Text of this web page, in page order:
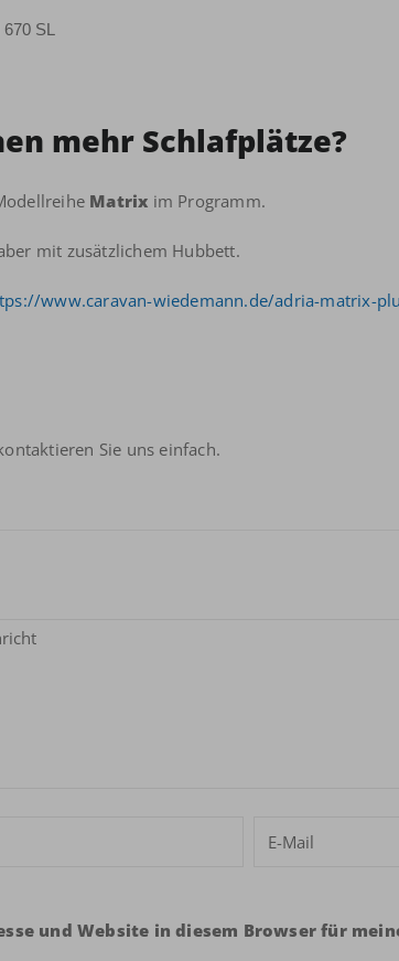
SL
mehr Schlafplätze?
Matrix im Programm.
mit zusätzlichem Hubbett.
www.caravan-wiedemann.de/adria-matrix-
Sie uns einfach.
und Website in diesem Browser für